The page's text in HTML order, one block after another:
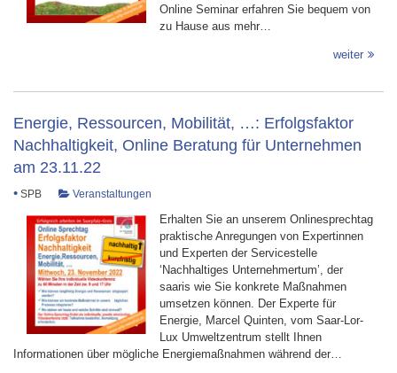
Online Seminar erfahren Sie bequem von
zu Hause aus mehr…
weiter
Energie, Ressourcen, Mobilität, …: Erfolgsfaktor
Nachhaltigkeit, Online Beratung für Unternehmen
am 23.11.22
• SPB Veranstaltungen
Erhalten Sie an unserem Onlinesprechtag
praktische Anregungen von Expertinnen
und Experten der Servicestelle
‘Nachhaltiges Unternehmertum’, der
saaris wie Sie konkrete Maßnahmen
umsetzen können. Der Experte für
Energie, Marcel Quinten, vom Saar-Lor-
Lux Umweltzentrum stellt Ihnen
Informationen über mögliche Energiemaßnahmen während der…